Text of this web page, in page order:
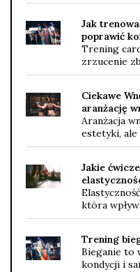
Jak
poprawić
Trening
zrzucenie
Ciekawe
aranżację
Aranżacja
estetyki,
Jakie
która
Trening
Bieganie to
kondycji i